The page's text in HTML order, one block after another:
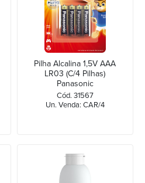
Pilha Alcalina 1,5V AAA
LR03 (C/4 Pilhas)
Panasonic
Cód. 31567
Un. Venda: CAR/4